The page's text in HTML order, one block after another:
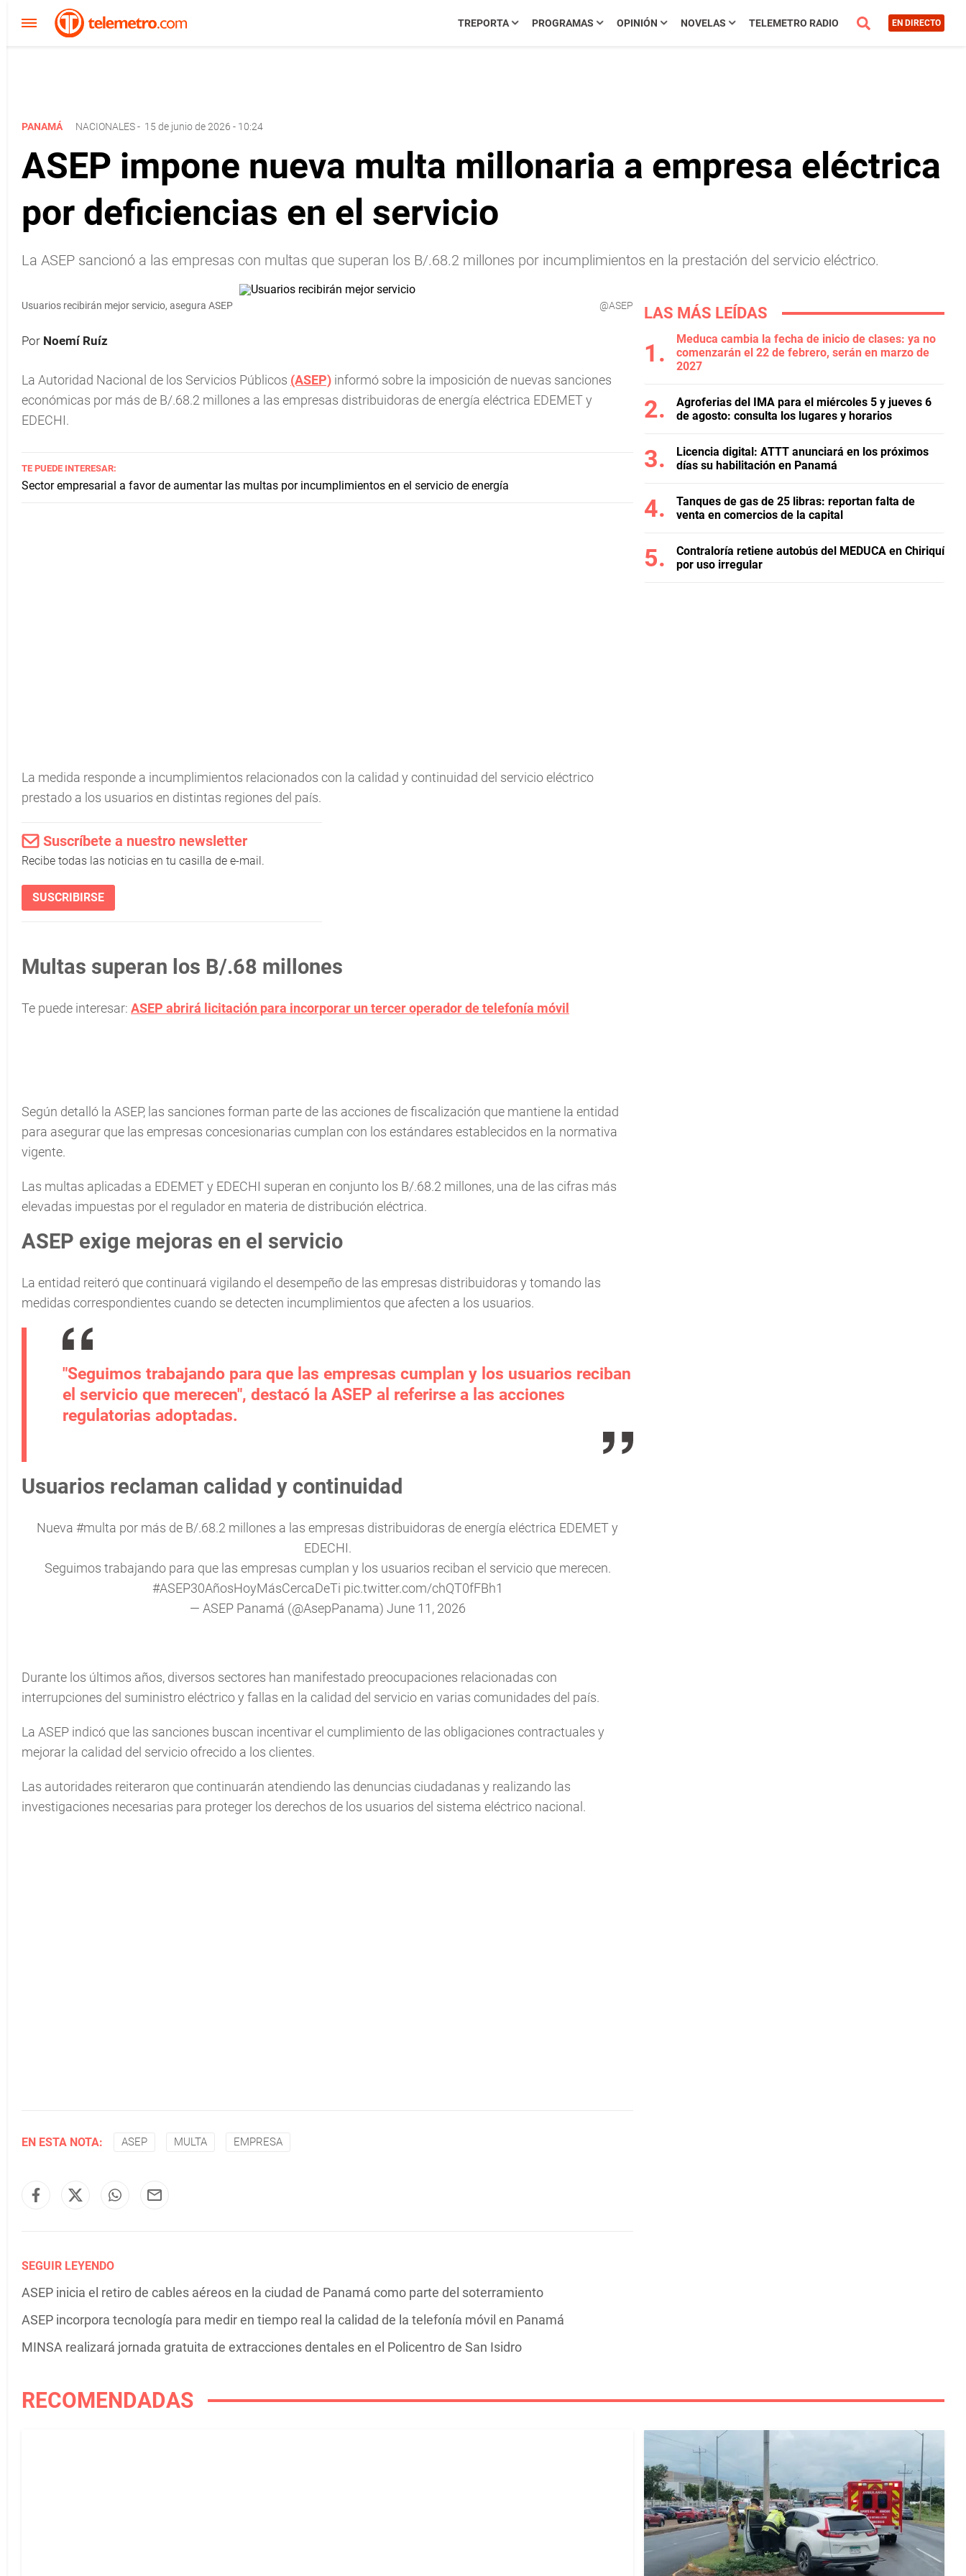
TREPORTA PROGRAMAS OPINIÓN NOVELAS TELEMETRO RADIO EN DIRECTO
PANAMÁ NACIONALES- 15 de junio de 2026 - 10:24
ASEP impone nueva multa millonaria a empresa eléctrica
por deficiencias en el servicio
La ASEP sancionó a las empresas con multas que superan los B/.68.2 millones por incumplimientos en la prestación del servicio eléctrico.
Usuarios recibirán mejor servicio, asegura ASEP @ASEP
Por Noemí Ruíz
La Autoridad Nacional de los Servicios Públicos (ASEP) informó sobre la imposición de nuevas sanciones
económicas por más de B/.68.2 millones a las empresas distribuidoras de energía eléctrica EDEMET y
EDECHI.
TE PUEDE INTERESAR:
Sector empresarial a favor de aumentar las multas por incumplimientos en el servicio de energía
La medida responde a incumplimientos relacionados con la calidad y continuidad del servicio eléctrico
prestado a los usuarios en distintas regiones del país.
Suscríbete a nuestro newsletter
Recibe todas las noticias en tu casilla de e-mail.
SUSCRIBIRSE
Multas superan los B/.68 millones
Te puede interesar: ASEP abrirá licitación para incorporar un tercer operador de telefonía móvil
Según detalló la ASEP, las sanciones forman parte de las acciones de fiscalización que mantiene la entidad
para asegurar que las empresas concesionarias cumplan con los estándares establecidos en la normativa
vigente.
Las multas aplicadas a EDEMET y EDECHI superan en conjunto los B/.68.2 millones, una de las cifras más
elevadas impuestas por el regulador en materia de distribución eléctrica.
ASEP exige mejoras en el servicio
La entidad reiteró que continuará vigilando el desempeño de las empresas distribuidoras y tomando las
medidas correspondientes cuando se detecten incumplimientos que afecten a los usuarios.
"Seguimos trabajando para que las empresas cumplan y los usuarios reciban
el servicio que merecen", destacó la ASEP al referirse a las acciones
regulatorias adoptadas.
Usuarios reclaman calidad y continuidad
Nueva #multa por más de B/.68.2 millones a las empresas distribuidoras de energía eléctrica EDEMET y
EDECHI.
Seguimos trabajando para que las empresas cumplan y los usuarios reciban el servicio que merecen.
#ASEP30AñosHoyMásCercaDeTi pic.twitter.com/chQT0fFBh1
— ASEP Panamá (@AsepPanama) June 11, 2026
Durante los últimos años, diversos sectores han manifestado preocupaciones relacionadas con
interrupciones del suministro eléctrico y fallas en la calidad del servicio en varias comunidades del país.
La ASEP indicó que las sanciones buscan incentivar el cumplimiento de las obligaciones contractuales y
mejorar la calidad del servicio ofrecido a los clientes.
Las autoridades reiteraron que continuarán atendiendo las denuncias ciudadanas y realizando las
investigaciones necesarias para proteger los derechos de los usuarios del sistema eléctrico nacional.
EN ESTA NOTA: ASEP MULTA EMPRESA
SEGUIR LEYENDO
ASEP inicia el retiro de cables aéreos en la ciudad de Panamá como parte del soterramiento
ASEP incorpora tecnología para medir en tiempo real la calidad de la telefonía móvil en Panamá
MINSA realizará jornada gratuita de extracciones dentales en el Policentro de San Isidro
LAS MÁS LEÍDAS
Meduca cambia la fecha de inicio de clases: ya no
comenzarán el 22 de febrero, serán en marzo de
2027
Agroferias del IMA para el miércoles 5 y jueves 6
de agosto: consulta los lugares y horarios
Licencia digital: ATTT anunciará en los próximos
días su habilitación en Panamá
Tanques de gas de 25 libras: reportan falta de
venta en comercios de la capital
Contraloría retiene autobús del MEDUCA en Chiriquí
por uso irregular
RECOMENDADAS